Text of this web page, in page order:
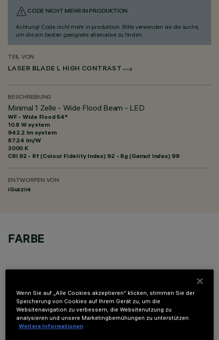
CODE NICHT MEHR IN PRODUKTION
Achtung! Code nicht mehr in produktion. Bitte verwenden sie die suche,
um die am besten geeignete alternative zu finden.
TEIL VON
LASER BLADE L HIGH CONTRAST
BESCHREIBUNG
Minimal 1 Zelle - Wide Flood Beam - LED
WF - Wide Flood 54°
10.8 W system
942.2 lm system
87.24 lm/W
3000 K
CRI 92 - Rf (Colour Fidelity Index) 92 - Rg (Gamut Index) 99
ENTWORFEN VON
iGuzzini
FARBE
ERFORDERLICHES ZUBEHÖR
Um das Produkt ordnungsgemäß zu installieren und zu betreiben, muss eines der erforderlichen
Wenn Sie auf „Alle Cookies akzeptieren“ klicken, stimmen Sie der
Speicherung von Cookies auf Ihrem Gerät zu, um die
Websitenavigation zu verbessern, die Websitenutzung zu
analysieren und unsere Marketingbemühungen zu unterstützen.
Weitere Informationen